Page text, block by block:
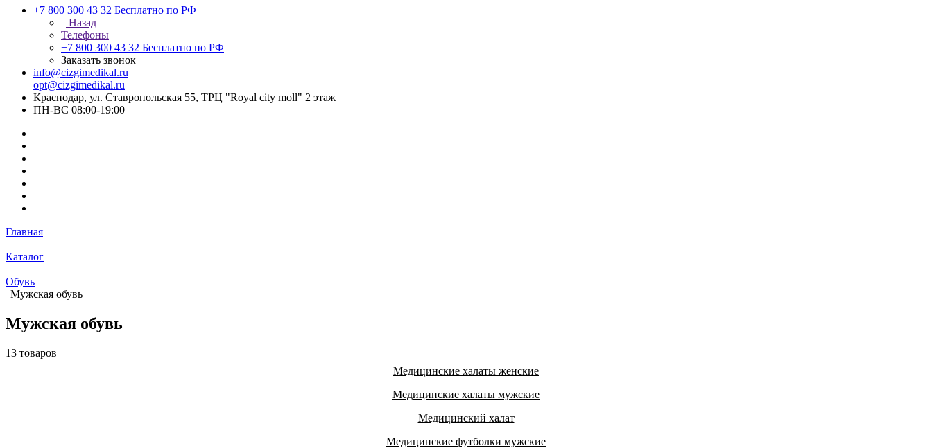
+7 800 300 43 32 Бесплатно по РФ
Назад
Телефоны
+7 800 300 43 32 Бесплатно по РФ
Заказать звонок
info@cizgimedikal.ru
opt@cizgimedikal.ru
Краснодар, ул. Ставропольская 55, ТРЦ "Royal city moll" 2 этаж
ПН-ВС 08:00-19:00
Главная
Каталог
Обувь
Мужская обувь
Мужская обувь
13 товаров
Медицинские халаты женские
Медицинские халаты мужские
Медицинский халат
Медицинские футболки мужские